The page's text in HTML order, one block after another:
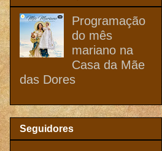
Programação
do mês
mariano na
Casa da Mãe
das Dores
Seguidores